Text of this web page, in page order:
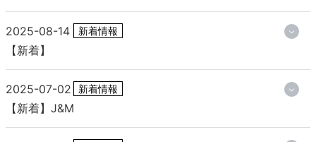
2025-08-14 新着情報
【新着】
2025-07-02 新着情報
【新着】J&M